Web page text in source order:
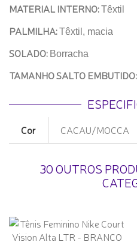
MATERIAL INTERNO:Têxtil
PALMILHA:Têxtil, macia
SOLADO: Borracha
TAMANHO SALTO EMBUTIDO:
Cor CACAU/MOCCA
30 OUTROS